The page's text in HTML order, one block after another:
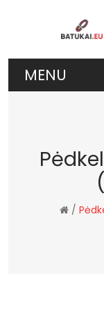
/